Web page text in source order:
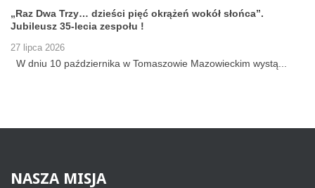
„Raz Dwa Trzy… dzieści pięć okrążeń wokół słońca”.
Jubileusz 35-lecia zespołu !
27 lipca 2026
W dniu 10 października w Tomaszowie Mazowieckim wystą...
NASZA MISJA